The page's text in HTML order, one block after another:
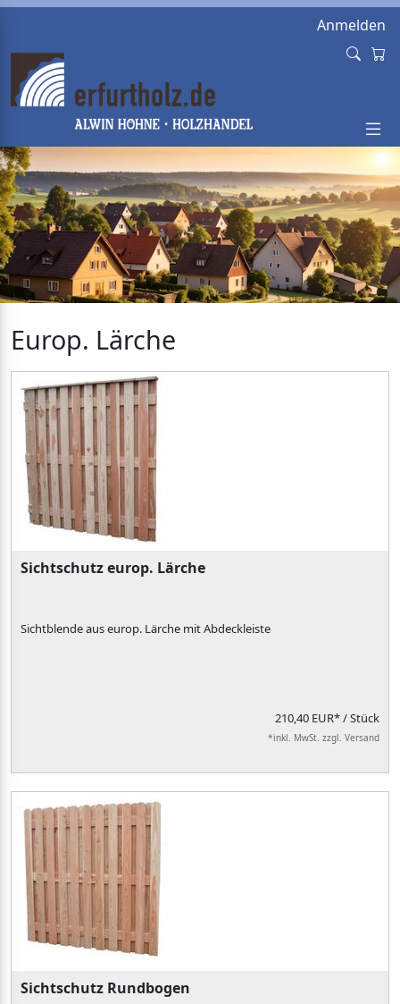
Anmelden
Europ. Lärche
Sichtschutz europ. Lärche
Sichtblende aus europ. Lärche mit Abdeckleiste
210,40 EUR*/ Stück
*inkl. MwSt. zzgl. Versand
Sichtschutz Rundbogen